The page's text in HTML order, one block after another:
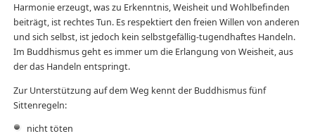
Harmonie erzeugt, was zu Erkenntnis, Weisheit und Wohlbefinden
beiträgt, ist rechtes Tun. Es respektiert den freien Willen von anderen
und sich selbst, ist jedoch kein selbstgefällig-tugendhaftes Handeln.
Im Buddhismus geht es immer um die Erlangung von Weisheit, aus
der das Handeln entspringt.
Zur Unterstützung auf dem Weg kennt der Buddhismus fünf
Sittenregeln:
nicht töten